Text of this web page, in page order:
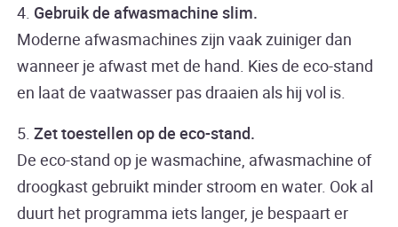
4. Gebruik de afwasmachine slim.
Moderne afwasmachines zijn vaak zuiniger dan
wanneer je afwast met de hand. Kies de eco-stand
en laat de vaatwasser pas draaien als hij vol is.
5.Zet toestellen op de eco-stand.
De eco-stand op je wasmachine, afwasmachine of
droogkast gebruikt minder stroom en water. Ook al
duurt het programma iets langer, je bespaart er